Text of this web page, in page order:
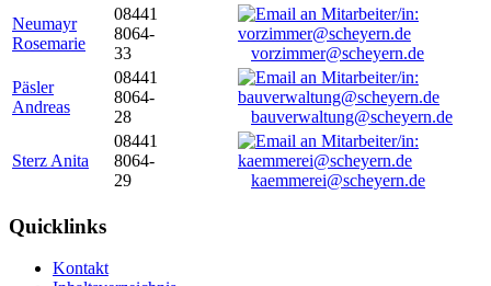
Neumayr
Rosemarie
08441
8064-
33
vorzimmer@scheyern.de
Päsler
Andreas
08441
8064-
28
bauverwaltung@scheyern.de
Sterz Anita
08441
8064-
29
kaemmerei@scheyern.de
Quicklinks
Kontakt